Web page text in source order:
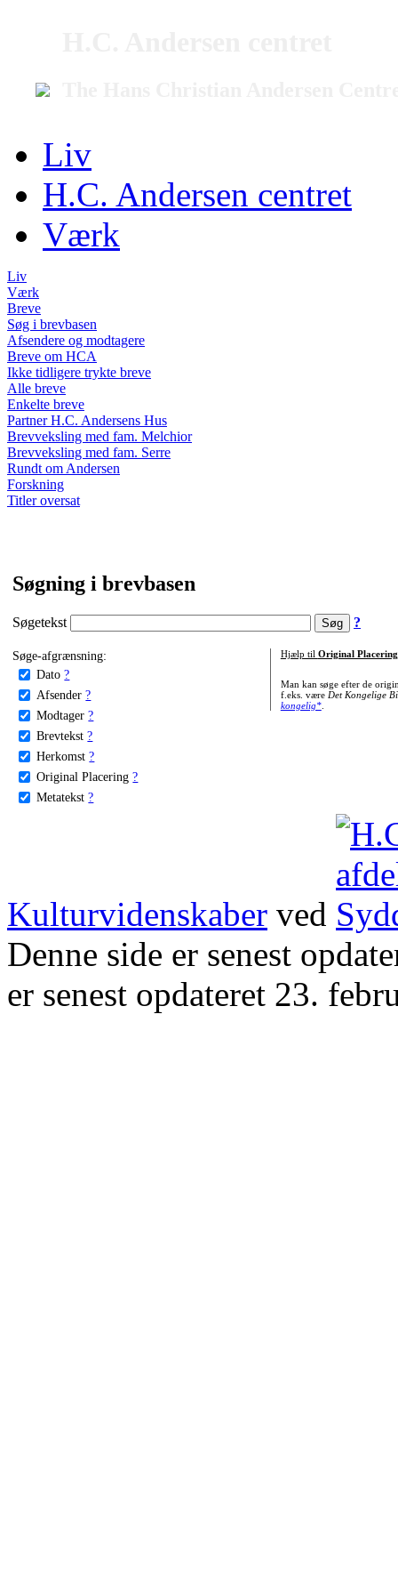
Liv
H.C. Andersen centret
Værk
Liv
Værk
Breve
Søg i brevbasen
Afsendere og modtagere
Breve om HCA
Ikke tidligere trykte breve
Alle breve
Enkelte breve
Partner H.C. Andersens Hus
Brevveksling med fam. Melchior
Brevveksling med fam. Serre
Rundt om Andersen
Forskning
Titler oversat
Søgning i brevbasen
Søgetekst ?
Søge-afgrænsning:
Dato ?
Afsender ?
Modtager ?
Brevtekst ?
Herkomst ?
Original Placering ?
Metatekst ?
Hjælp til Original Placering
Man kan søge efter de
f.eks. være Det Kongelige
kongelig*.
Kulturvidenskaber ved
Denne side er senest
er senest opdateret 23.